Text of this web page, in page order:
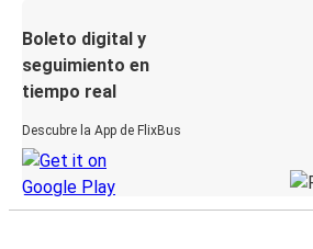
Boleto digital y
seguimiento en
tiempo real
Descubre la App de FlixBus